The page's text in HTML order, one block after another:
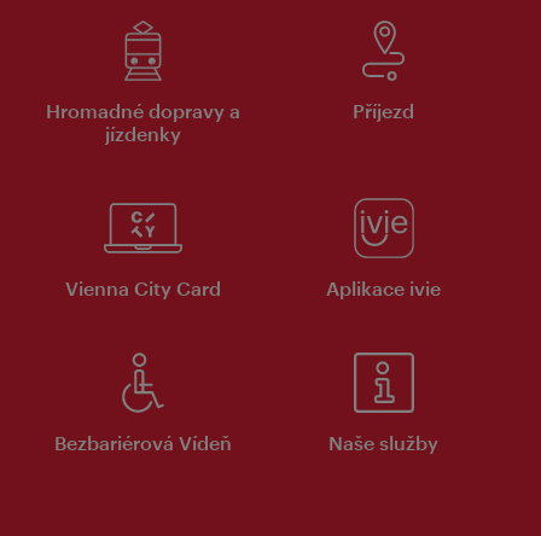
Hromadné dopravy a
jízdenky
Příjezd
Vienna City Card Aplikace ivie
Bezbariérová Vídeň Naše služby